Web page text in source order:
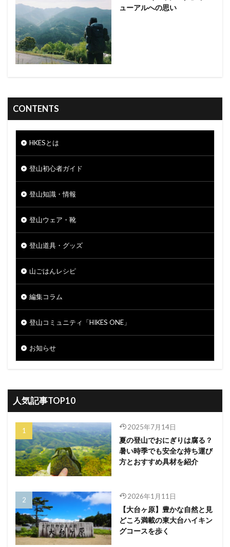
ューアルへの思い
CONTENTS
HKESとは
登山初心者ガイド
登山知識・情報
登山ウェア・靴
登山道具・グッズ
山ごはんレシピ
編集コラム
登山コミュニティ「HIKES ONE」
お知らせ
人気記事TOP10
2025年7月14日
夏の登山でおにぎりは腐る？
暑い時季でも安全な持ち運び
方とおすすめ具材を紹介
2026年1月11日
【大台ヶ原】豊かな自然と見
どころ満載の東大台ハイキン
グコースを歩く